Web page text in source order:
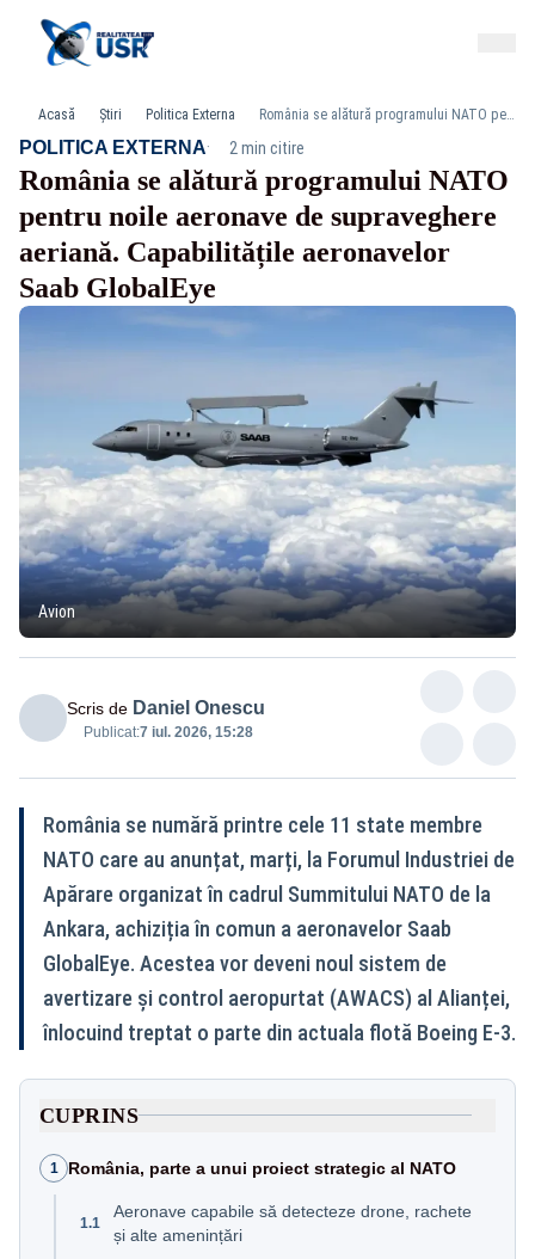
Acasă Știri Politica Externa România se alătură programului NATO pentru noile aeronave de supraveghere aeriană. Capabilitățile aeronavelor Saab GlobalEye
POLITICA EXTERNA· 2 min citire
România se alătură programului NATO
pentru noile aeronave de supraveghere
aeriană. Capabilitățile aeronavelor
Saab GlobalEye
Avion
Scris de Daniel Onescu
Publicat:7 iul. 2026, 15:28
România se numără printre cele 11 state membre
NATO care au anunțat, marți, la Forumul Industriei de
Apărare organizat în cadrul Summitului NATO de la
Ankara, achiziția în comun a aeronavelor Saab
GlobalEye. Acestea vor deveni noul sistem de
avertizare și control aeropurtat (AWACS) al Alianței,
înlocuind treptat o parte din actuala flotă Boeing E-3.
CUPRINS
1 România, parte a unui proiect strategic al NATO
1.1
Aeronave capabile să detecteze drone, rachete
și alte amenințări